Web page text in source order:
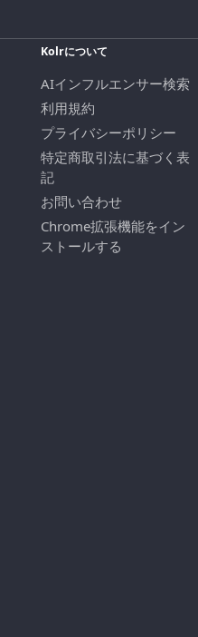
Kolrについて
AIインフルエンサー検索
利用規約
プライバシーポリシー
特定商取引法に基づく表
記
お問い合わせ
Chrome拡張機能をイン
ストールする